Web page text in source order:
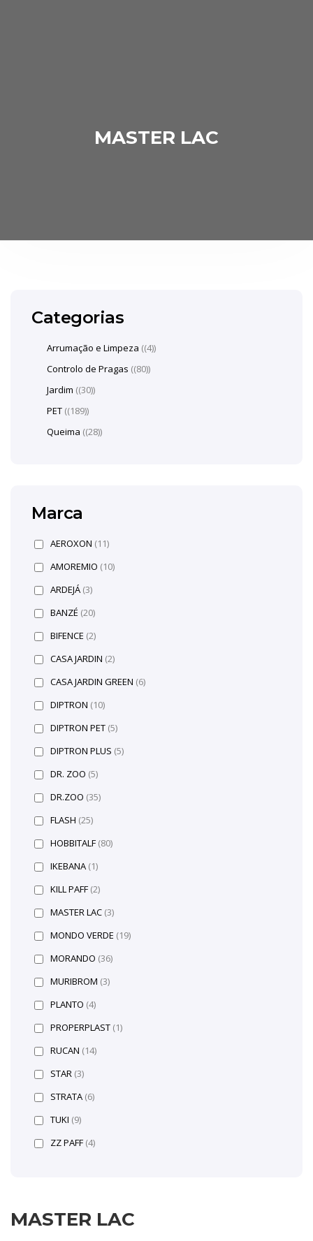
MASTER LAC
MASTER LAC
Categorias
Arrumação e Limpeza (4)
Controlo de Pragas (80)
Jardim (30)
PET (189)
Queima (28)
Marca
AEROXON (11)
AMOREMIO (10)
ARDEJÁ (3)
BANZÉ (20)
BIFENCE (2)
CASA JARDIN (2)
CASA JARDIN GREEN (6)
DIPTRON (10)
DIPTRON PET (5)
DIPTRON PLUS (5)
DR. ZOO (5)
DR.ZOO (35)
FLASH (25)
HOBBITALF (80)
IKEBANA (1)
KILL PAFF (2)
MASTER LAC (3)
MONDO VERDE (19)
MORANDO (36)
MURIBROM (3)
PLANTO (4)
PROPERPLAST (1)
RUCAN (14)
STAR (3)
STRATA (6)
TUKI (9)
ZZ PAFF (4)